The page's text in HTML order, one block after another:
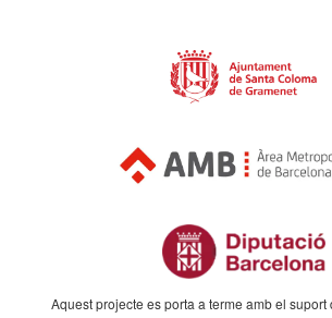
Aquest projecte es porta a terme amb el suport